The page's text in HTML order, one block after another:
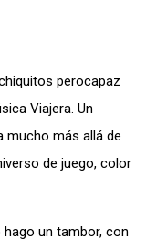
perocapaz
Viajera. Un
mucho más allá de
de juego, color
un tambor, con